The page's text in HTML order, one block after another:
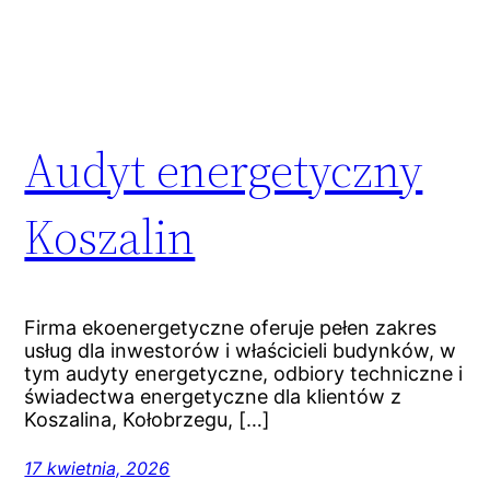
Audyt energetyczny
Koszalin
Firma ekoenergetyczne oferuje pełen zakres
usług dla inwestorów i właścicieli budynków, w
tym audyty energetyczne, odbiory techniczne i
świadectwa energetyczne dla klientów z
Koszalina, Kołobrzegu, […]
17 kwietnia, 2026